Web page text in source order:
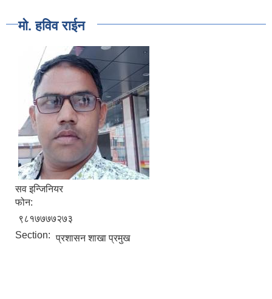
मो. हविव राईन
सव इन्जिनियर
फोन:
९८१७७७७२७३
Section: प्रशासन शाखा प्रमुख